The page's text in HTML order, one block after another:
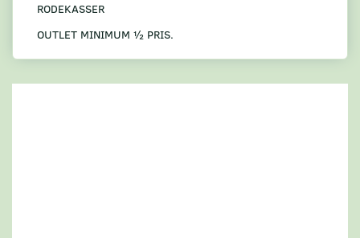
RODEKASSER
OUTLET MINIMUM ½ PRIS.